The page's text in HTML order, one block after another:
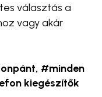
választás a
vagy akár
, #minden
kiegészítők